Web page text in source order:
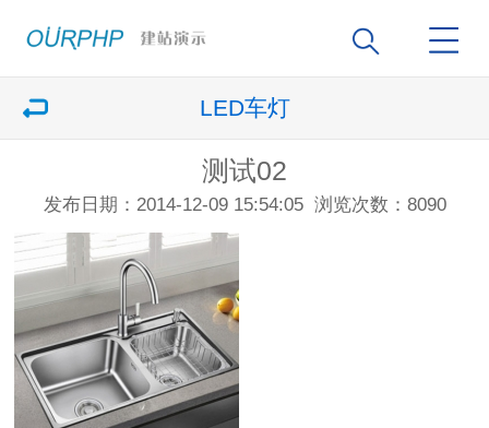
LED车灯
测试02
发布日期：2014-12-09 15:54:05 浏览次数：8090